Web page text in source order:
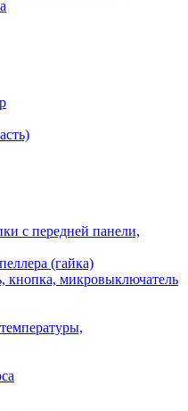
с передней панели,
(гайка)
кнопка, микровыключатель